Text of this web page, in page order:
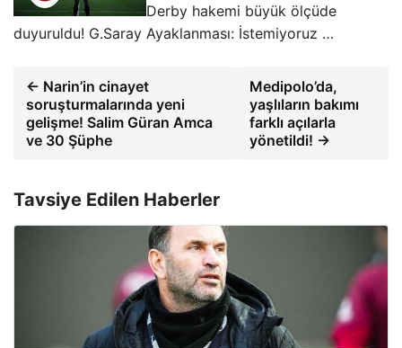
Derby hakemi büyük ölçüde
duyuruldu! G.Saray Ayaklanması: İstemiyoruz …
← Narin’in cinayet
soruşturmalarında yeni
gelişme! Salim Güran Amca
ve 30 Şüphe
Medipolo’da,
yaşlıların bakımı
farklı açılarla
yönetildi! →
Tavsiye Edilen Haberler